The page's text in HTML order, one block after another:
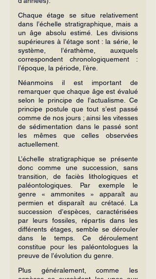
Chaque étage se situe relativement
dans l’échelle stratigraphique, mais a
un âge absolu estimé. Les divisions
supérieures à l’étage sont : la série, le
système, l’érathème, auxquels
correspondent chronologiquement :
l’époque, la période, l’ère.
Néanmoins il est important de
remarquer que chaque âge est évalué
selon le principe de l’actualisme. Ce
principe postule que tout s’est passé
comme de nos jours ; ainsi les vitesses
de sédimentation dans le passé sont
les mêmes que celles observées
actuellement.
L’échelle stratigraphique se présente
donc comme une succession, sans
transition, de faciès lithologiques et
paléontologiques. Par exemple le
genre « ammonites » apparaît au
permien et disparaît au crétacé. La
succession d’espèces, caractérisées
par leurs fossiles, répartis dans les
différents étages, semble se dérouler
dans le temps. Ce déroulement
constitue pour les paléontologues la
preuve de l’évolution du genre.
Plus généralement, comme les